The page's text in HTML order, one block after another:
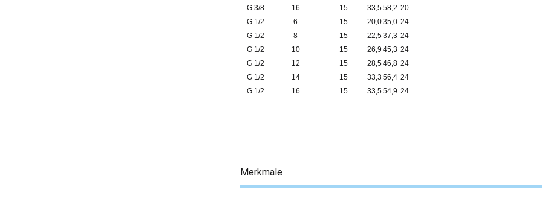
G 3/8
16 15 33,558,2 20
G 1/2
6 15 20,035,0 24
G 1/2
8 15 22,537,3 24
G 1/2
10 15 26,9 45,3 24
G 1/2
12 15 28,546,8 24
G 1/2
14 15 33,3 56,4 24
G 1/2
16 15 33,554,9 24
Merkmale